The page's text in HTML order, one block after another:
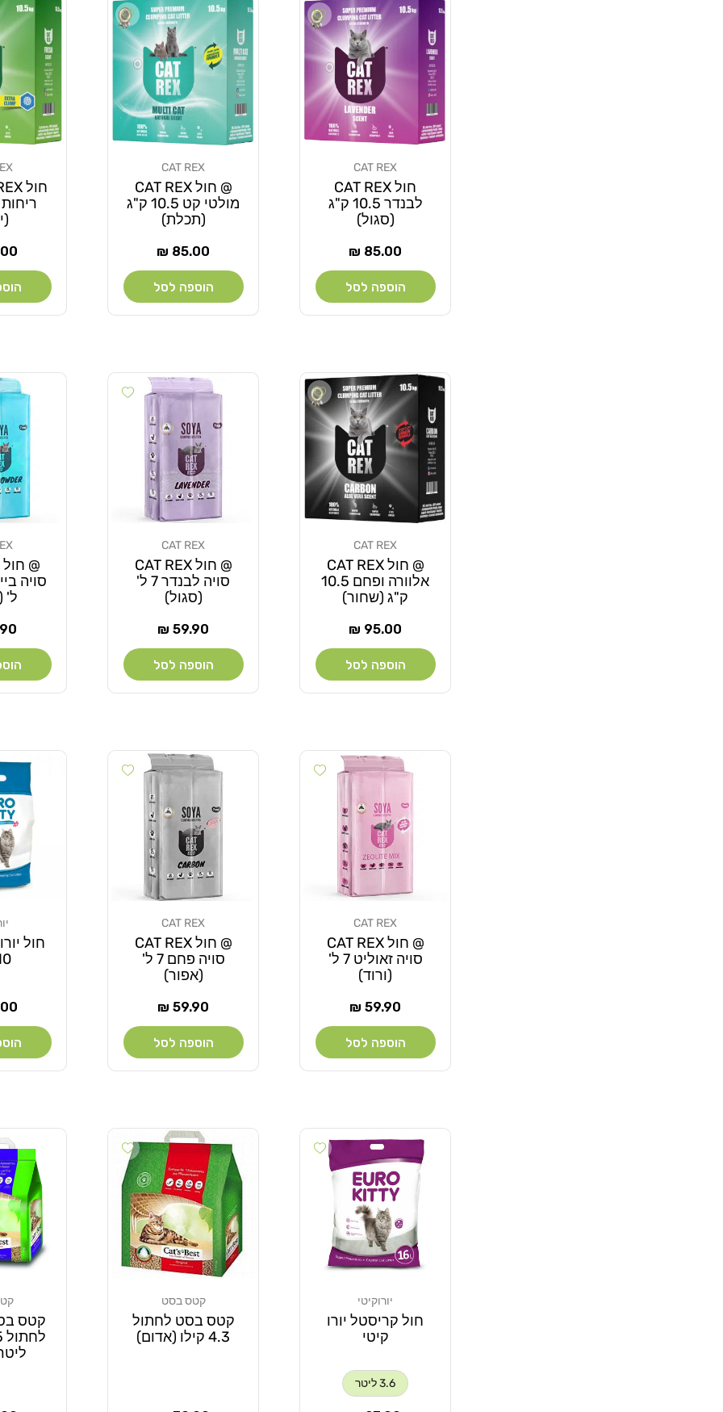
Add wishlist
CAT REX
חול CAT REX
לבנדר 10.5 ק"ג
(סגול)
מחיר
85.00 ₪
הוספה לסל
Add wishlist
CAT REX
@ חול CAT REX
מולטי קט 10.5 ק"ג
(תכלת)
מחיר
85.00 ₪
הוספה לסל
₪
Add wishlist
CAT REX
@ חול CAT REX
אלוורה ופחם 10.5
ק"ג (שחור)
מחיר
95.00 ₪
הוספה לסל
Add wishlist
CAT REX
@ חול CAT REX
סויה לבנדר 7 ל'
(סגול)
מחיר
59.90 ₪
הוספה לסל
ל'
₪
Add wishlist
CAT REX
@ חול CAT REX
סויה זאוליט 7 ל'
(ורוד)
מחיר
59.90 ₪
הוספה לסל
Add wishlist
CAT REX
@ חול CAT REX
סויה פחם 7 ל'
(אפור)
מחיר
59.90 ₪
הוספה לסל
חול
10
₪
Add wishlist
יורוקיטי
חול קריסטל יורו
קיטי
3.6 ליטר
Add wishlist
קטס בסט
קטס בסט לחתול
4.3 קילו (אדום)
קטס